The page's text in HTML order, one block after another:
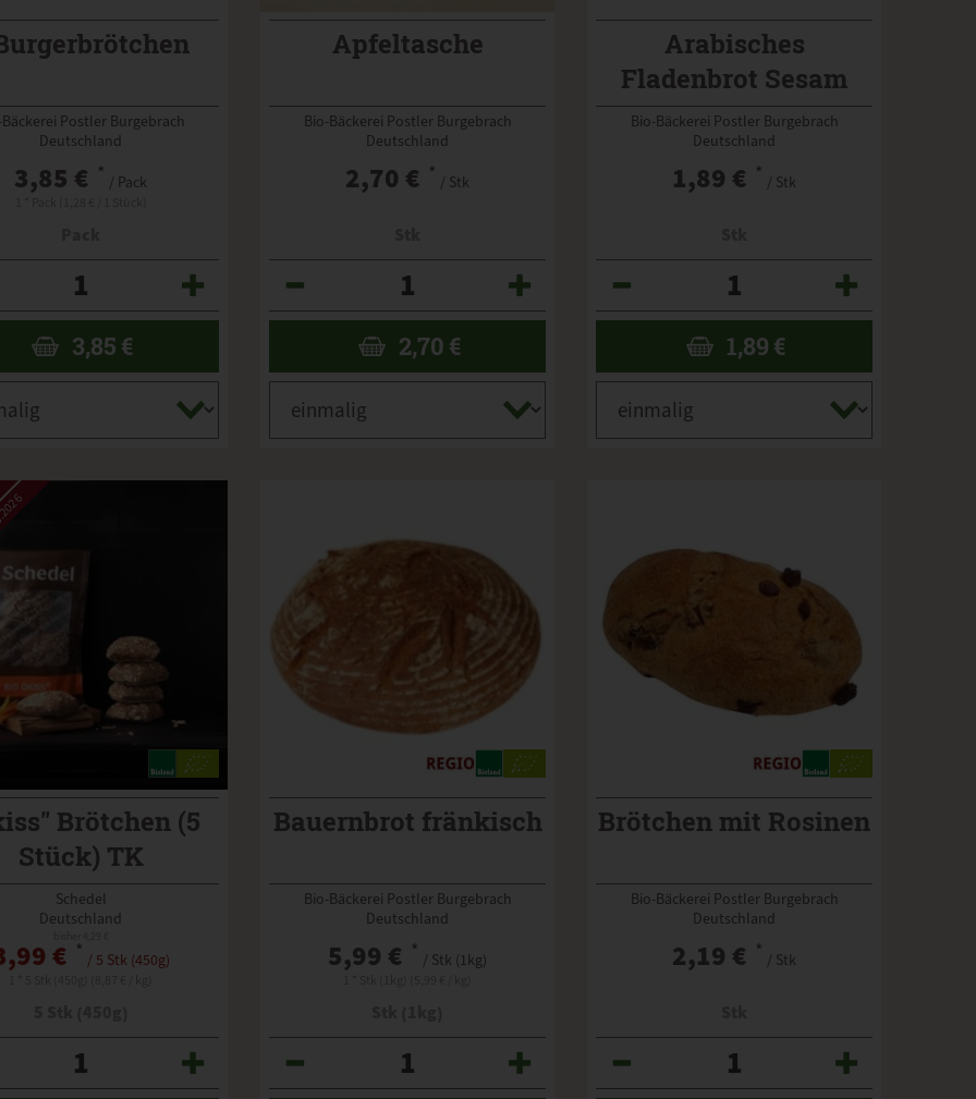
Postler Burgebrach
Deutschland
3,85 € * / Pack
3,85 €
Apfeltasche
Bio-Bäckerei Postler Burgebrach
Deutschland
2,70 € * / Stk
2,70 €
Arabisches
Fladenbrot Sesam
Vollkorn
Bio-Bäckerei Postler Burgebrach
Deutschland
1,89 € * / Stk
1,89 €
Brötchen (5
Stück) TK
Schedel
Deutschland
€ * / 5 Stk (450g)
Bauernbrot fränkisch
Bio-Bäckerei Postler Burgebrach
Deutschland
5,99 € * / Stk (1kg)
Brötchen mit Rosinen
Bio-Bäckerei Postler Burgebrach
Deutschland
2,19 € * / Stk